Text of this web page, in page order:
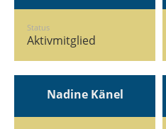
Status
Aktivmitglied
Nadine Känel